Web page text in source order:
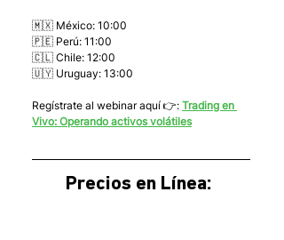
🇲🇽 México: 10:00
🇵🇪 Perú: 11:00
🇨🇱 Chile: 12:00
🇺🇾 Uruguay: 13:00
Regístrate al webinar aquí 👉: Trading en
Vivo: Operando activos volátiles
Precios en Línea: